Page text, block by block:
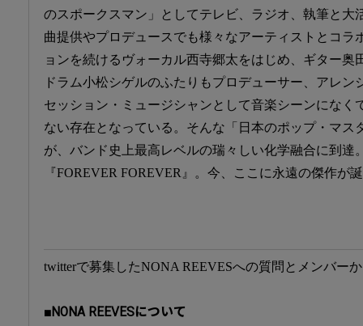
のスポークスマン」としてテレビ、ラジオ、執筆と大
曲提供やプロデュースでも様々なアーティストとコラ
ョンを続けるヴォーカル西寺郷太をはじめ、ギター奥
ドラム小松シゲルのふたりもプロデューサー、アレン
セッション・ミュージシャンとして音楽シーンになく
ない存在となっている。そんな「日本のポップ・マス
が、バンド史上最高レベルの瑞々しい化学融合に到達
『FOREVER FOREVER』。今、ここに永遠の傑作が
twitterで募集したNONA REEVESへの質問とメンバー
■NONA REEVESについて